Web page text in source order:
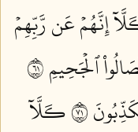
إِنَّهُمۡ عَن رَّبِّهِمۡ
ٱلۡجَحِيمِ ١٦
١٧
كـَلَّآ